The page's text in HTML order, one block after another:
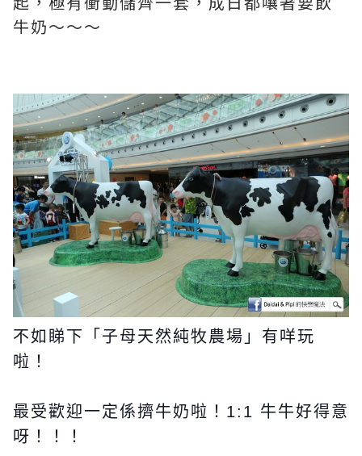
牛奶～～～
不如睇下「子母天然純牧農場」有咩玩
啦！
最受歡迎一定係擠牛奶啦！1:1 牛牛好得意
呀！！！